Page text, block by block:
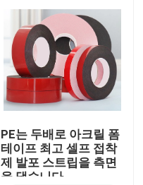
PE는 두배로 아크릴 폼
테이프 최고 셀프 접착
제 발포 스트립을 측면
을 댔습니다